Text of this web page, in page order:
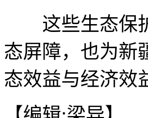
这些生态保护
态屏障，也为新
态效益与经济效